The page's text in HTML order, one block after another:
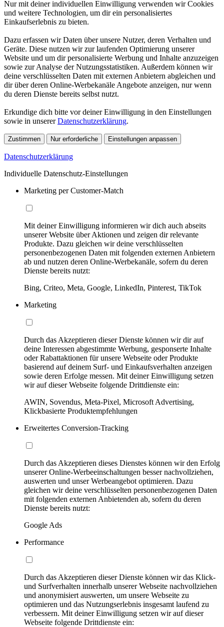
Nur mit deiner individuellen Einwilligung verwenden wir Cookies
und weitere Technologien, um dir ein personalisiertes
Einkaufserlebnis zu bieten.
Dazu erfassen wir Daten über unsere Nutzer, deren Verhalten und
Geräte. Diese nutzen wir zur laufenden Optimierung unserer
Website und um dir personalisierte Werbung und Inhalte anzuzeigen
sowie zur Analyse der Nutzungsstatistiken. Außerdem können wir
deine verschlüsselten Daten mit externen Anbietern abgleichen und
dir über deren Online-Werbekanäle Angebote anzeigen, nur wenn
du deren Dienste bereits selbst nutzt.
Erkundige dich bitte vor deiner Einwilligung in den Einstellungen
sowie in unsererDatenschutzerklärung.
Zustimmen Nur erforderliche Einstellungen anpassen
Datenschutzerklärung
Individuelle Datenschutz-Einstellungen
Marketing per Customer-Match
Mit deiner Einwilligung informieren wir dich auch abseits
unserer Website über Aktionen und zeigen dir relevante
Produkte. Dazu gleichen wir deine verschlüsselten
personenbezogenen Daten mit folgenden externen Anbietern
ab und nutzen deren Online-Werbekanäle, sofern du deren
Dienste bereits nutzt:
Bing, Criteo, Meta, Google, LinkedIn, Pinterest, TikTok
Marketing
Durch das Akzeptieren dieser Dienste können wir dir auf
deine Interessen abgestimmte Werbung, gesponserte Inhalte
oder Rabattaktionen für unsere Webseite oder Produkte
basierend auf deinem Surf- und Einkaufsverhalten anzeigen
sowie deren Erfolge messen. Mit deiner Einwilligung setzen
wir auf dieser Webseite folgende Drittdienste ein:
AWIN, Sovendus, Meta-Pixel, Microsoft Advertising,
Klickbasierte Produktempfehlungen
Erweitertes Conversion-Tracking
Durch das Akzeptieren dieses Dienstes können wir den Erfolg
unserer Online-Werbeeinschaltungen besser nachvollziehen,
auswerten und unser Werbeangebot optimieren. Dazu
gleichen wir deine verschlüsselten personenbezogenen Daten
mit folgenden externen Anbietenden ab, sofern du deren
Dienste bereits nutzt:
Google Ads
Performance
Durch das Akzeptieren dieser Dienste können wir das Klick-
und Surfverhalten innerhalb unserer Webseite nachvollziehen
und anonymisiert auswerten, um unsere Webseite zu
optimieren und das Nutzungserlebnis insgesamt laufend zu
verbessern. Mit deiner Einwilligung setzen wir auf dieser
Webseite folgende Drittdienste ein: